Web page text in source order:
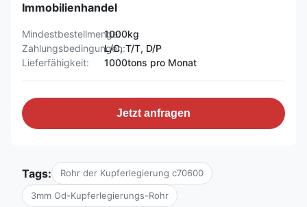
Immobilienhandel
Mindestbestellmenge:1000kg
Zahlungsbedingungen:L/C, T/T, D/P
Lieferfähigkeit:
1000tons pro Monat
Jetzt anfragen
Tags: Rohr der Kupferlegierung c70600
3mm Od-Kupferlegierungs-Rohr